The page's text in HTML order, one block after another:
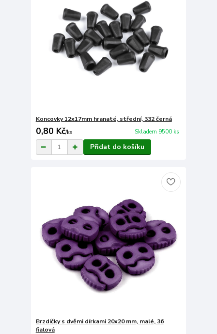
Koncovky 12x17mm hranaté, střední, 332 černá
0,80 Kč/ks Skladem 9500 ks
Přidat do košíku
Brzdičky s dvěmi dírkami 20x20 mm, malé, 36
fialová